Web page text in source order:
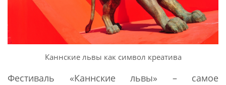
Каннские львы как символ креатива
Фестиваль «Каннские львы» – самое